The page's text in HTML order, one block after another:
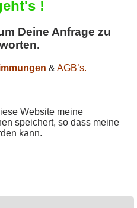
!
Deine Anfrage zu
& AGB’s.
Website meine
speichert, so dass meine
kann.